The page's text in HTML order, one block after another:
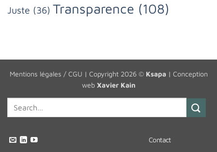
Juste (36) Transparence (108)
Mentions légales / CGU | Copyright 2026 © Ksapa| Conception
web Xavier Kain
Contact